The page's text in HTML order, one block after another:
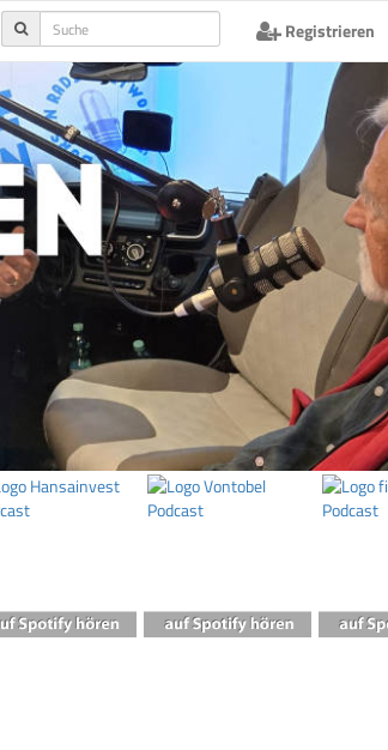
Registrieren